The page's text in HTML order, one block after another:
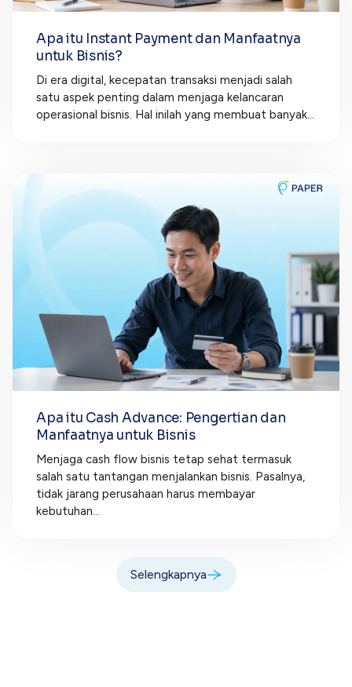
Apa itu Instant Payment dan Manfaatnya
untuk Bisnis?
Di era digital, kecepatan transaksi menjadi salah
satu aspek penting dalam menjaga kelancaran
operasional bisnis. Hal inilah yang membuat banyak...
Apa itu Cash Advance: Pengertian dan
Manfaatnya untuk Bisnis
Menjaga cash flow bisnis tetap sehat termasuk
salah satu tantangan menjalankan bisnis. Pasalnya,
tidak jarang perusahaan harus membayar
kebutuhan...
Selengkapnya